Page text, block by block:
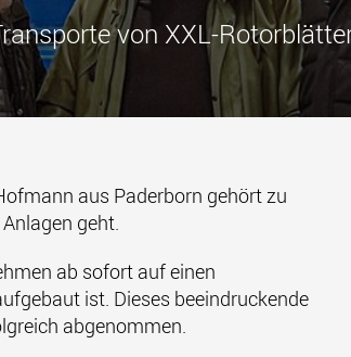
von XXL-
aus Paderborn gehört zu
geht.
ab sofort auf einen
ist. Dieses beeindruckende
abgenommen.